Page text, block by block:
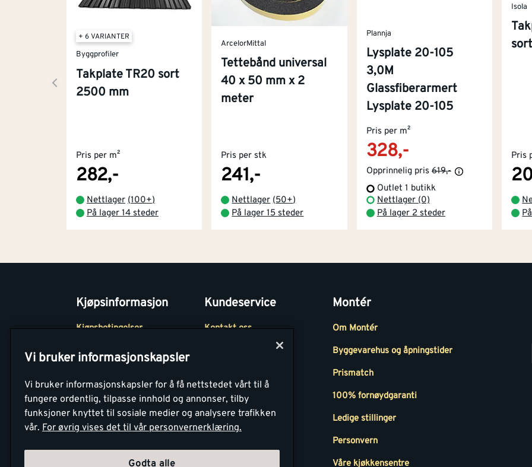
+ 6 VARIANTER
Byggprofiler
Takplate TR20 sort
2500 mm
Pris per m²
282,-
Nettlager (100+)
På lager 14 steder
ArcelorMittal
Tettebånd universal
40 x 50 mm x 2
meter
Pris per stk
241,-
Nettlager (50+)
På lager 15 steder
Plannja
Lysplate 20-105
3,0M
Glassfiberarmert
Lysplate 20-105
Pris per m²
328,-
Opprinnelig pris 619,-
Outlet 1 butikk
Nettlager (0)
På lager 2 steder
Isola
Pris
Kjøpsinformasjon
Kjøpsbetingelser
Betaling
Retur- og
angrerettsskjema
Kundeservice
Kontakt oss
Medlemsavtaler
Montér Bedrift
Montér
Om Montér
Byggevarehus og åpningstider
Prismatch
100% fornøydgaranti
Ledige stillinger
Personvern
Våre kjøkkensentre
Vi bruker informasjonskapsler
Vi bruker informasjonskapsler for å få nettstedet vårt til å
fungere ordentlig, tilpasse innhold og annonser, tilby
funksjoner knyttet til sosiale medier og analysere trafikken
vår. For øvrig vises det til vår personvernerklæring.
Godta alle